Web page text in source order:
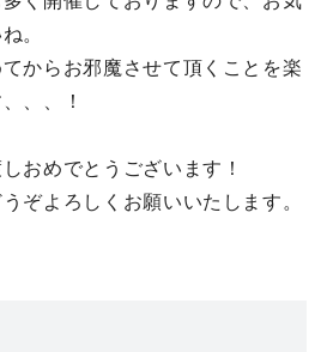
。
からお邪魔させて頂くことを楽
、、
！
おめでとうございます！
ぞよろしくお願いいたします。